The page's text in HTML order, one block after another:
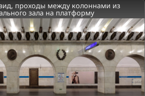
проходы между колоннами из
зала на платформу